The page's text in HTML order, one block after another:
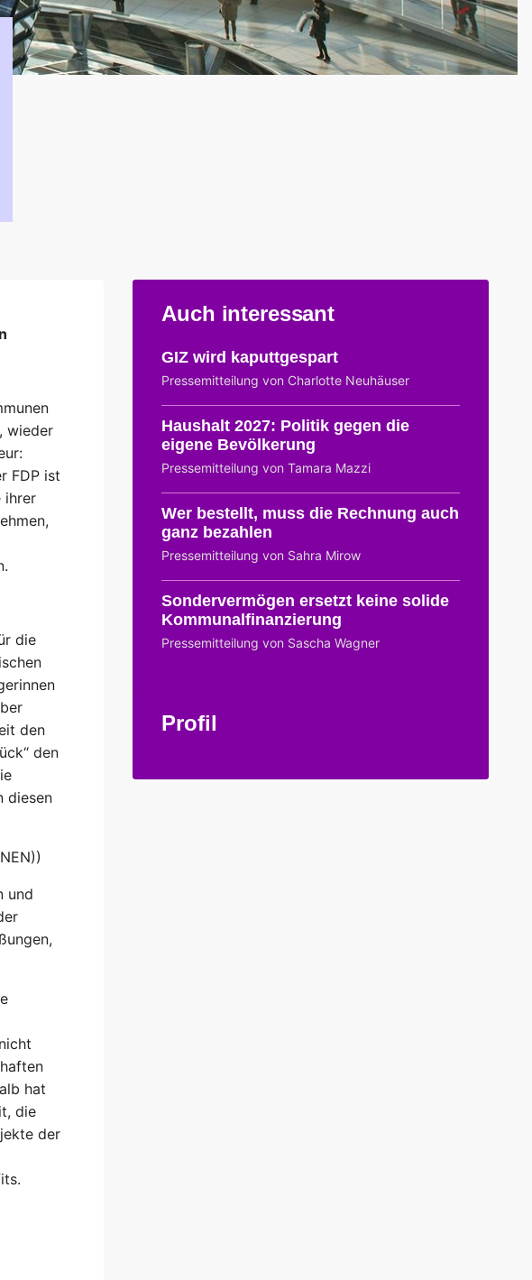
wieder
FDP ist
ihrer
die
den
den
diesen
und
hat
die
der
Auch interessant
GIZ wird kaputtgespart
Pressemitteilung von Charlotte Neuhäuser
Haushalt 2027: Politik gegen die
eigene Bevölkerung
Pressemitteilung von Tamara Mazzi
Wer bestellt, muss die Rechnung auch
ganz bezahlen
Pressemitteilung von Sahra Mirow
Sondervermögen ersetzt keine solide
Kommunalfinanzierung
Pressemitteilung von Sascha Wagner
Profil